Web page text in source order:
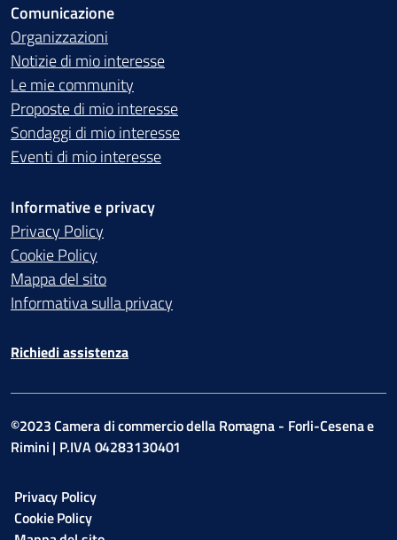
Comunicazione
Organizzazioni
Notizie di mio interesse
Le mie community
Proposte di mio interesse
Sondaggi di mio interesse
Eventi di mio interesse
Informative e privacy
Privacy Policy
Cookie Policy
Mappa del sito
Informativa sulla privacy
Richiedi assistenza
©2023 Camera di commercio della Romagna - Forli-Cesena e
Rimini | P.IVA 04283130401
Privacy Policy
Cookie Policy